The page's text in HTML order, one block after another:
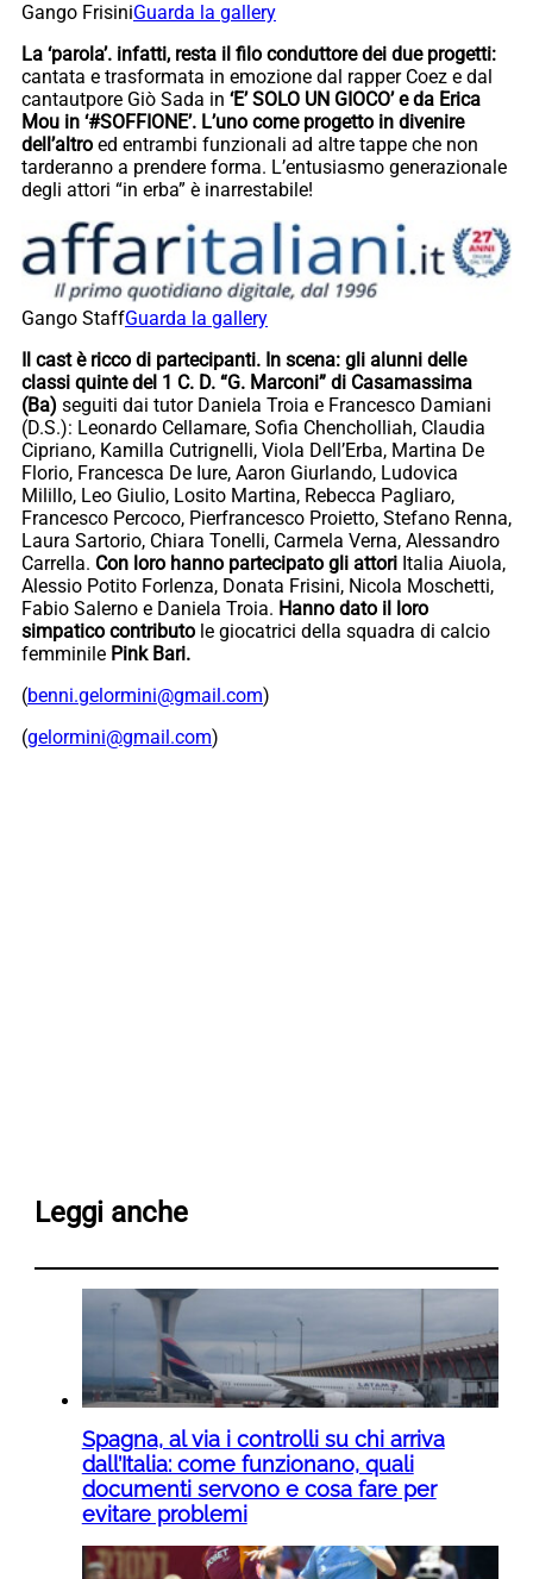
Gango FrisiniGuarda la gallery
La ‘parola’. infatti, resta il filo conduttore dei due progetti:
cantata e trasformata in emozione dal rapper Coez e dal
cantautpore Giò Sada in ‘E’ SOLO UN GIOCO’ e da Erica
Mou in ‘#SOFFIONE’. L’uno come progetto in divenire
dell’altro ed entrambi funzionali ad altre tappe che non
tarderanno a prendere forma. L’entusiasmo generazionale
degli attori “in erba” è inarrestabile!
Gango StaffGuarda la gallery
Il cast è ricco di partecipanti. In scena: gli alunni delle
classi quinte del 1 C. D. “G. Marconi” di Casamassima
(Ba) seguiti dai tutor Daniela Troia e Francesco Damiani
(D.S.): Leonardo Cellamare, Sofia Chencholliah, Claudia
Cipriano, Kamilla Cutrignelli, Viola Dell’Erba, Martina De
Florio, Francesca De Iure, Aaron Giurlando, Ludovica
Milillo, Leo Giulio, Losito Martina, Rebecca Pagliaro,
Francesco Percoco, Pierfrancesco Proietto, Stefano Renna,
Laura Sartorio, Chiara Tonelli, Carmela Verna, Alessandro
Carrella. Con loro hanno partecipato gli attori Italia Aiuola,
Alessio Potito Forlenza, Donata Frisini, Nicola Moschetti,
Fabio Salerno e Daniela Troia. Hanno dato il loro
simpatico contributo le giocatrici della squadra di calcio
femminile Pink Bari.
(benni.gelormini@gmail.com)
(gelormini@gmail.com)
Leggi anche
Spagna, al via i controlli su chi arriva
dall’Italia: come funzionano, quali
documenti servono e cosa fare per
evitare problemi